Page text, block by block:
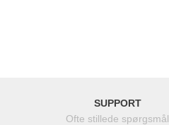
SUPPORT
Ofte stillede spørgsmål